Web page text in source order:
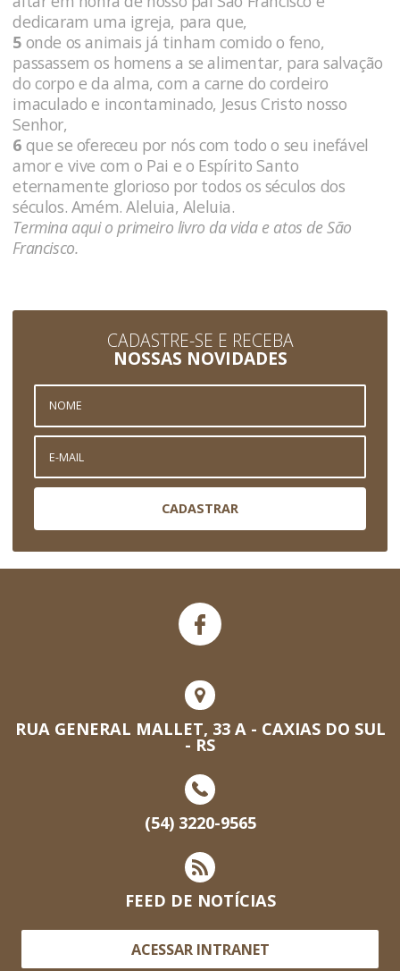
dedicaram uma igreja, para que,
5 onde os animais já tinham comido o feno,
passassem os homens a se alimentar, para salvação
do corpo e da alma, com a carne do cordeiro
imaculado e incontaminado, Jesus Cristo nosso
Senhor,
6 que se ofereceu por nós com todo o seu inefável
amor e vive com o Pai e o Espírito Santo
eternamente glorioso por todos os séculos dos
séculos. Amém. Aleluia, Aleluia.
Termina aqui o primeiro livro da vida e atos de São
Francisco.
CADASTRE-SE E RECEBA
NOSSAS NOVIDADES
CADASTRAR
RUA GENERAL MALLET, 33 A - CAXIAS DO SUL
- RS
(54) 3220-9565
FEED DE NOTÍCIAS
ACESSAR INTRANET